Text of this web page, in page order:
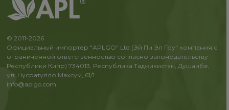
© 2011-2026
Официальный импортер "APLGO" Ltd (Эй Пи Эл Гоу" компания с
ограниченной ответственностью согласно законодательству
Республики Кипр) 734013, Республика Таджикистан, Душанбе,
ул. Нусратулло Махсум, 61/1
info@aplgo.com